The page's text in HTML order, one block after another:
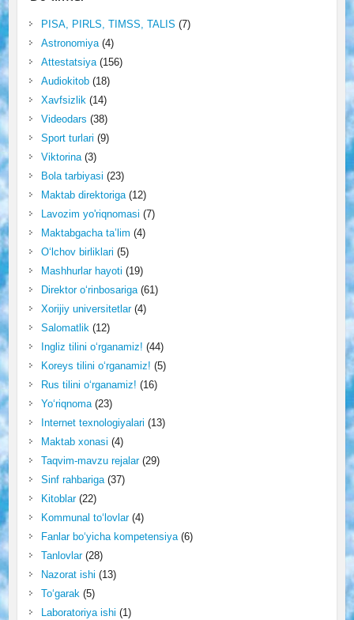
PISA, PIRLS, TIMSS, TALIS (7)
Astronomiya(4)
Attestatsiya(156)
Audiokitob(18)
Xavfsizlik(14)
Videodars (38)
Sport turlari (9)
Viktorina(3)
Bola tarbiyasi (23)
Maktab direktoriga(12)
Lavozim yo'riqnomasi (7)
Maktabgacha ta’lim (4)
O‘lchov birliklari (5)
Mashhurlar hayoti (19)
Direktor o‘rinbosariga(61)
Xorijiy universitetlar(4)
Salomatlik(12)
Ingliz tilini o‘rganamiz! (44)
Koreys tilini o‘rganamiz! (5)
Rus tilini o‘rganamiz! (16)
Yo‘riqnoma(23)
Internet texnologiyalari (13)
Maktab xonasi (4)
Taqvim-mavzu rejalar(29)
Sinf rahbariga(37)
Kitoblar(22)
Kommunal to‘lovlar(4)
Fanlar bo‘yicha kompetensiya(6)
Tanlovlar(28)
Nazorat ishi (13)
To‘garak(5)
Laboratoriya ishi (1)